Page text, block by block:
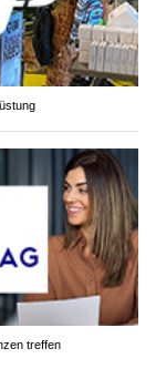
treffen